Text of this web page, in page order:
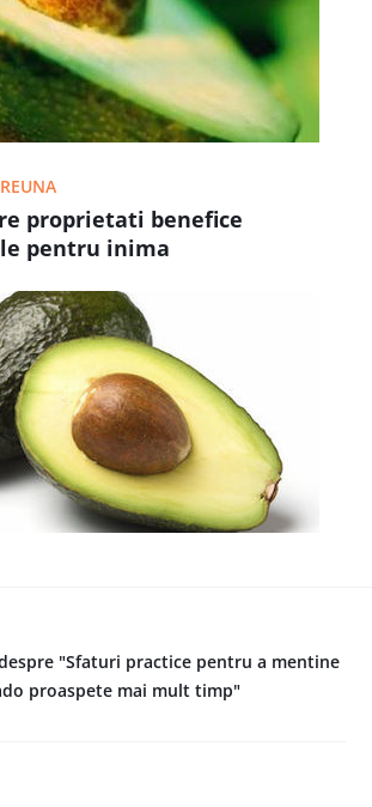
proprietati benefice
pentru inima
"Sfaturi practice pentru a mentine
proaspete mai mult timp"